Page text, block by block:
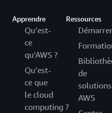
Apprendre
Qu’est-
ce
qu’AWS ?
Qu’est-
ce que
le cloud
computing ?
Ressources
Démarrer
de
solutions
AWS